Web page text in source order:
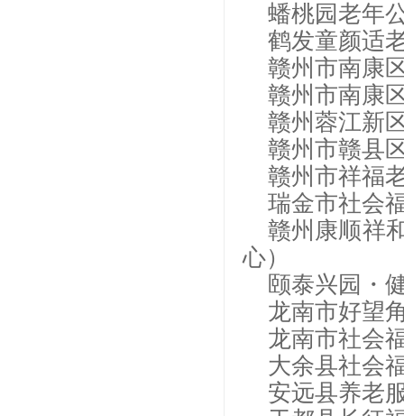
蟠桃园老年
鹤发童颜适
赣州市南康
赣州市南康
赣州蓉江新
赣州市赣县
赣州市祥福
瑞金市社会
赣州康顺祥
心）
颐泰兴园・
龙南市好望
龙南市社会
大余县社会
安远县养老